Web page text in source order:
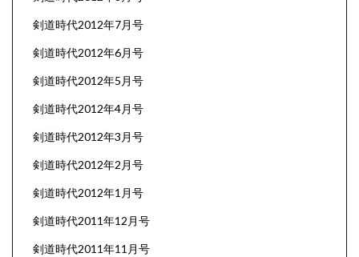
剣道時代2012年7月号
剣道時代2012年6月号
剣道時代2012年5月号
剣道時代2012年4月号
剣道時代2012年3月号
剣道時代2012年2月号
剣道時代2012年1月号
剣道時代2011年12月号
剣道時代2011年11月号